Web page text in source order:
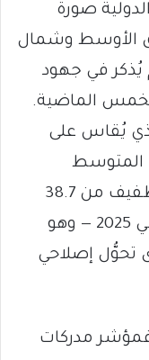
صورة
الأوسط وشمال
يُذكر في جهود
الماضية.
يُقاس على
المتوسط
الإقليمي فعليًا، إذ ارتفع بشكل طفيف من 38.7
نقطة عام 2020 إلى 38.8 نقطة في 2025 — وهو
تحوُّل إصلاحي
فمؤشر مدركات